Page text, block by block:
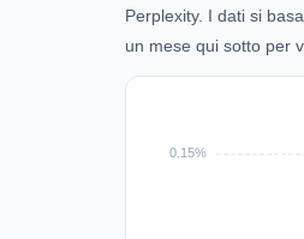
Perplexity. I dati si
un mese qui sotto per